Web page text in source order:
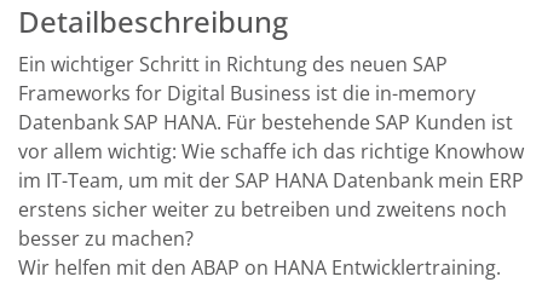
Detailbeschreibung
Ein wichtiger Schritt in Richtung des neuen SAP
Frameworks for Digital Business ist die in-memory
Datenbank SAP HANA. Für bestehende SAP Kunden ist
vor allem wichtig: Wie schaffe ich das richtige Knowhow
im IT-Team, um mit der SAP HANA Datenbank mein ERP
erstens sicher weiter zu betreiben und zweitens noch
besser zu machen?
Wir helfen mit den ABAP on HANA Entwicklertraining.